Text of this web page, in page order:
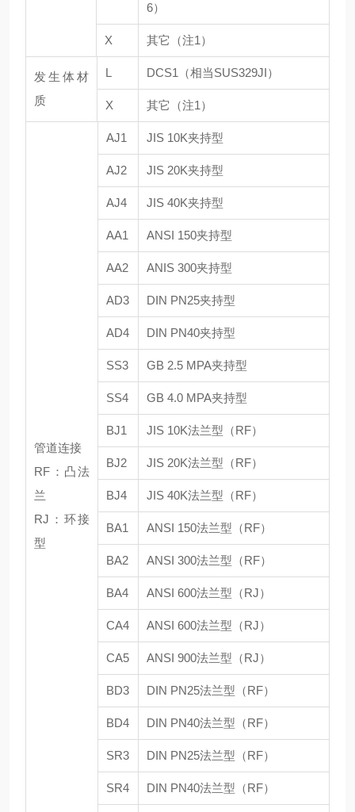
6）
X 其它（注1）
发生体材
质
L DCS1（相当SUS329JI）
X 其它（注1）
管道连接
RF：凸法
兰
RJ：环接
型
AJ1 JIS 10K夹持型
AJ2 JIS 20K夹持型
AJ4 JIS 40K夹持型
AA1 ANSI 150夹持型
AA2 ANIS 300夹持型
AD3 DIN PN25夹持型
AD4 DIN PN40夹持型
SS3 GB 2.5 MPA夹持型
SS4 GB 4.0 MPA夹持型
BJ1 JIS 10K法兰型（RF）
BJ2 JIS 20K法兰型（RF）
BJ4 JIS 40K法兰型（RF）
BA1 ANSI 150法兰型（RF）
BA2 ANSI 300法兰型（RF）
BA4 ANSI 600法兰型（RJ）
CA4 ANSI 600法兰型（RJ）
CA5 ANSI 900法兰型（RJ）
BD3 DIN PN25法兰型（RF）
BD4 DIN PN40法兰型（RF）
SR3 DIN PN25法兰型（RF）
SR4 DIN PN40法兰型（RF）